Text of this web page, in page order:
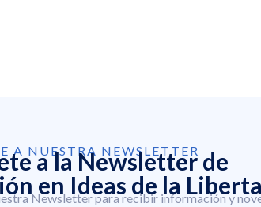
A NUESTRA NEWSLETTER
a la Newsletter de
en Ideas de la
Newsletter para recibir información y